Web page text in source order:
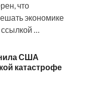
что
экономике
ссылкой …
США
катастрофе